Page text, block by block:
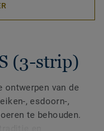
(3-strip)
ontwerpen van de
, esdoorn-,
te behouden.